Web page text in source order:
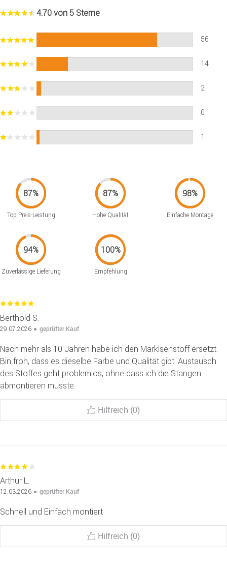
4.70 von 5 Sterne
56
14
2
0
1
Top Preis-Leistung Hohe Qualität Einfache Montage
Zuverlässige Lieferung Empfehlung
Berthold S.
29.07.2026 geprüfter Kauf
Nach mehr als 10 Jahren habe ich den Markisenstoff ersetzt.
Bin froh, dass es dieselbe Farbe und Qualität gibt. Austausch
des Stoffes geht problemlos, ohne dass ich die Stangen
abmontieren musste.
Hilfreich (0)
Arthur L.
12.03.2026 geprüfter Kauf
Schnell und Einfach montiert
Hilfreich (0)